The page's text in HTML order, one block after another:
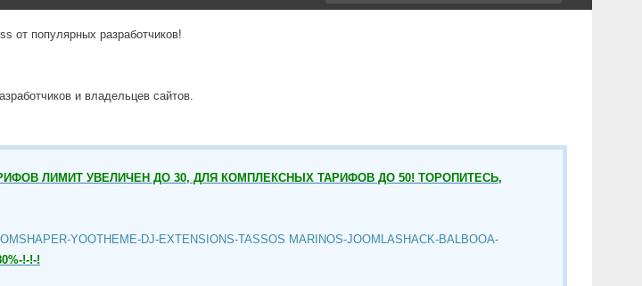
от популярных разработчиков!
и владельцев сайтов.
ЛИМИТ УВЕЛИЧЕН ДО 30, ДЛЯ КОМПЛЕКСНЫХ ТАРИФОВ ДО 50! ТОРОПИТЕСЬ,
YOOTHEME-DJ-EXTENSIONS-TASSOS MARINOS-JOOMLASHACK-BALBOOA-
!-!-!